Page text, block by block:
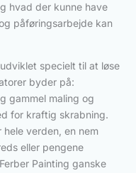
hvad der kunne have
påføringsarbejde kan
specielt til at løse
byder på:
gammel maling og
for kraftig skrabning.
verden, en nem
eller pengene
Painting ganske